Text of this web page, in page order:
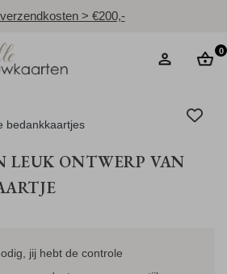
> €200,-
0
bedankkaartjes
LEUK ONTWERP VAN
jij hebt de controle